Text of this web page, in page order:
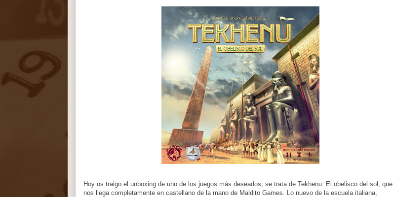
Hoy os traigo el unboxing de uno de los juegos más deseados, se trata de Tekhenu: El obelisco del sol, que
nos llega completamente en castellano de la mano de Maldito Games. Lo nuevo de la escuela italiana,